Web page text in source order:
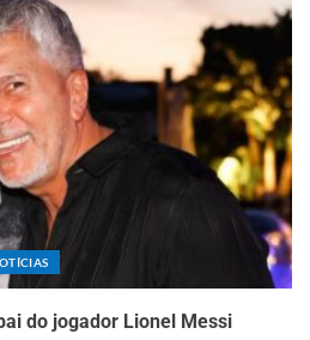
do jogador Lionel Messi